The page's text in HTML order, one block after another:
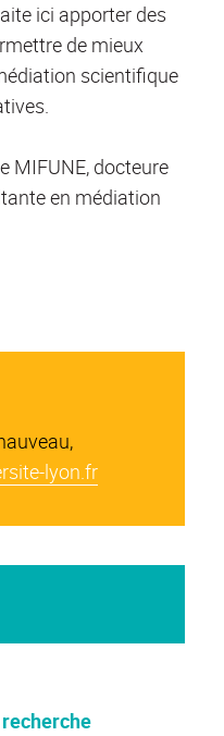
ici apporter des
de mieux
scientifique
MIFUNE, docteure
en médiation
lyon.fr